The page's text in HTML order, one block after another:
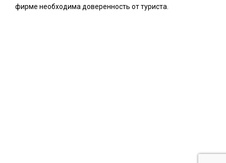
фирме необходима доверенность от туриста.